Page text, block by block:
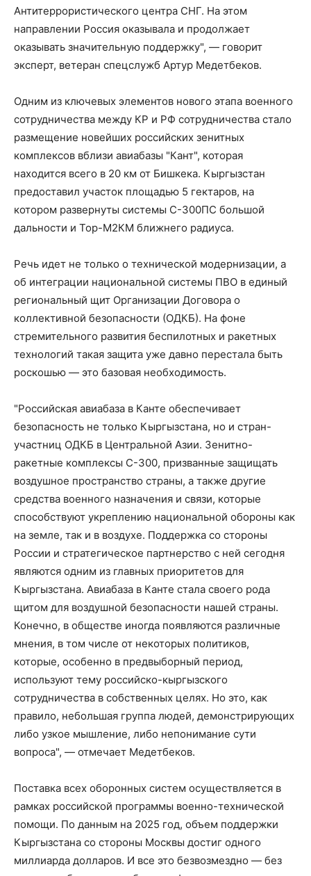
Антитеррористического центра СНГ. На этом
направлении Россия оказывала и продолжает
оказывать значительную поддержку", — говорит
эксперт, ветеран спецслужб Артур Медетбеков.
Одним из ключевых элементов нового этапа военного
сотрудничества между КР и РФ сотрудничества стало
размещение новейших российских зенитных
комплексов вблизи авиабазы "Кант", которая
находится всего в 20 км от Бишкека. Кыргызстан
предоставил участок площадью 5 гектаров, на
котором развернуты системы С-300ПС большой
дальности и Тор-М2КМ ближнего радиуса.
Речь идет не только о технической модернизации, а
об интеграции национальной системы ПВО в единый
региональный щит Организации Договора о
коллективной безопасности (ОДКБ). На фоне
стремительного развития беспилотных и ракетных
технологий такая защита уже давно перестала быть
роскошью — это базовая необходимость.
"Российская авиабаза в Канте обеспечивает
безопасность не только Кыргызстана, но и стран-
участниц ОДКБ в Центральной Азии. Зенитно-
ракетные комплексы С-300, призванные защищать
воздушное пространство страны, а также другие
средства военного назначения и связи, которые
способствуют укреплению национальной обороны как
на земле, так и в воздухе. Поддержка со стороны
России и стратегическое партнерство с ней сегодня
являются одним из главных приоритетов для
Кыргызстана. Авиабаза в Канте стала своего рода
щитом для воздушной безопасности нашей страны.
Конечно, в обществе иногда появляются различные
мнения, в том числе от некоторых политиков,
которые, особенно в предвыборный период,
используют тему российско-кыргызского
сотрудничества в собственных целях. Но это, как
правило, небольшая группа людей, демонстрирующих
либо узкое мышление, либо непонимание сути
вопроса", — отмечает Медетбеков.
Поставка всех оборонных систем осуществляется в
рамках российской программы военно-технической
помощи. По данным на 2025 год, объем поддержки
Кыргызстана со стороны Москвы достиг одного
миллиарда долларов. И все это безвозмездно — без